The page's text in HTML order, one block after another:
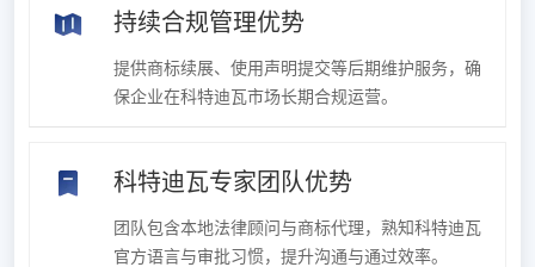
持续合规管理优势
提供商标续展、使用声明提交等后期维护服务，确
保企业在科特迪瓦市场长期合规运营。
科特迪瓦专家团队优势
团队包含本地法律顾问与商标代理，熟知科特迪瓦
官方语言与审批习惯，提升沟通与通过效率。